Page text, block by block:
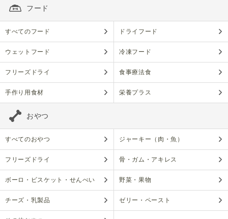
フード
すべてのフード ドライフード
ウェットフード 冷凍フード
フリーズドライ 食事療法食
手作り用食材 栄養プラス
おやつ
すべてのおやつ ジャーキー（肉・魚）
フリーズドライ 骨・ガム・アキレス
ボーロ・ビスケット・せんべい 野菜・果物
チーズ・乳製品 ゼリー・ペースト